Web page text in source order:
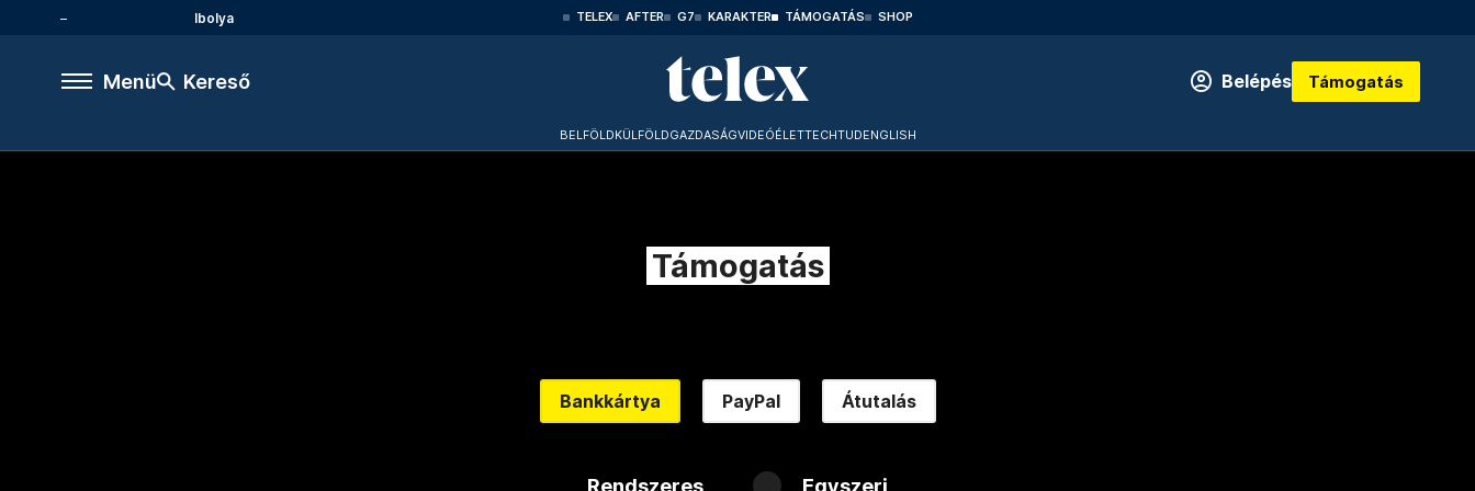
Ibolya TELEX AFTER G7 KARAKTER TÁMOGATÁS SHOP
Menü Kereső Belépés Támogatás
BELFÖLDKÜLFÖLDGAZDASÁGVIDEÓÉLETTECHTUDENGLISH
Támogatás
Bankkártya PayPal Átutalás
Rendszeres Egyszeri